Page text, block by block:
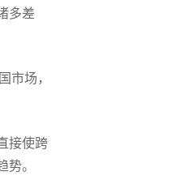
多差
场，
接使跨
。